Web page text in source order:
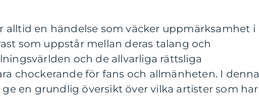
alltid en händelse som väcker uppmärksamhet i
som uppstår mellan deras talang och
och de allvarliga rättsliga
chockerande för fans och allmänheten. I denna
en grundlig översikt över vilka artister som har